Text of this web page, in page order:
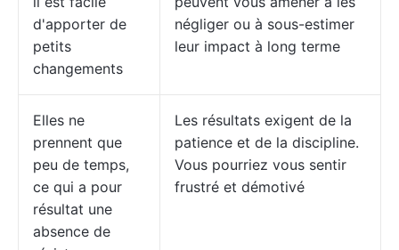
d'apporter de
petits
changements
négliger ou à sous-estimer
leur impact à long terme
Elles ne
prennent que
peu de temps,
ce qui a pour
résultat une
absence de
Les résultats exigent de la
patience et de la discipline.
Vous pourriez vous sentir
frustré et démotivé